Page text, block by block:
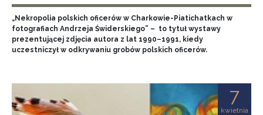
„Nekropolia polskich oficerów w Charkowie-Piatichatkach w
fotografiach Andrzeja Świderskiego” – to tytuł wystawy
prezentującej zdjęcia autora z lat 1990–1991, kiedy
uczestniczył w odkrywaniu grobów polskich oficerów.
7
kwietnia